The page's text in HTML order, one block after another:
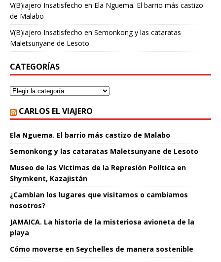
V(B)iajero Insatisfecho en Ela Nguema. El barrio más castizo
de Malabo
V(B)iajero Insatisfecho en Semonkong y las cataratas
Maletsunyane de Lesoto
CATEGORÍAS
CARLOS EL VIAJERO
Ela Nguema. El barrio más castizo de Malabo
Semonkong y las cataratas Maletsunyane de Lesoto
Museo de las Víctimas de la Represión Política en
Shymkent, Kazajistán
¿Cambian los lugares que visitamos o cambiamos
nosotros?
JAMAICA. La historia de la misteriosa avioneta de la
playa
Cómo moverse en Seychelles de manera sostenible